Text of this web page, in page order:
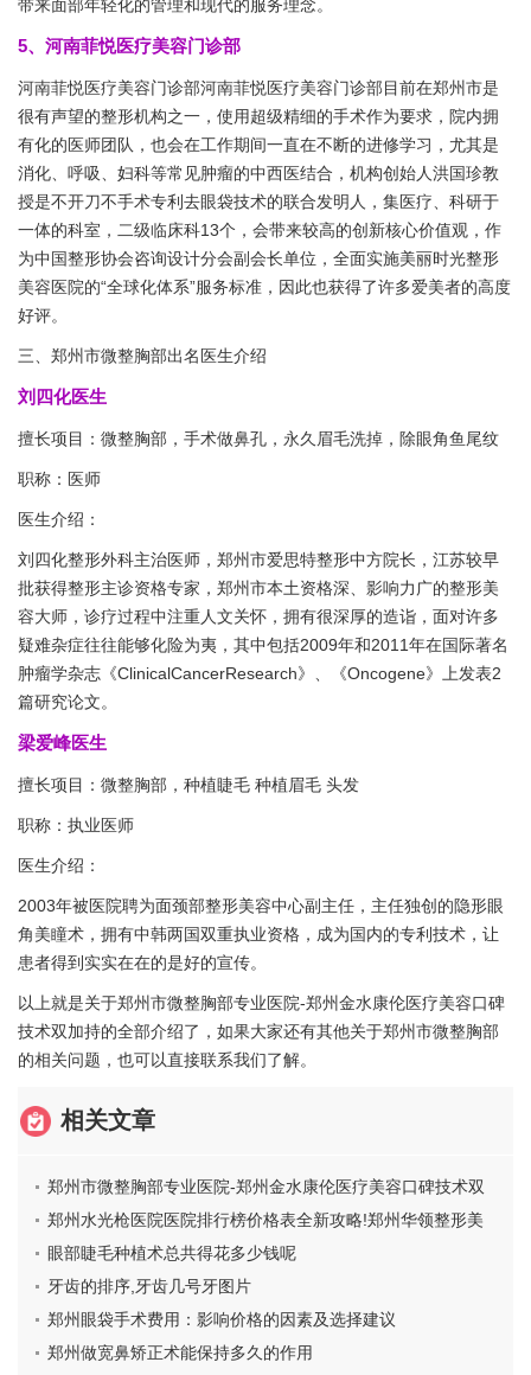
带来面部年轻化的管理和现代的服务理念。
5、河南菲悦医疗美容门诊部
河南菲悦医疗美容门诊部河南菲悦医疗美容门诊部目前在郑州市是
很有声望的整形机构之一，使用超级精细的手术作为要求，院内拥
有化的医师团队，也会在工作期间一直在不断的进修学习，尤其是
消化、呼吸、妇科等常见肿瘤的中西医结合，机构创始人洪国珍教
授是不开刀不手术专利去眼袋技术的联合发明人，集医疗、科研于
一体的科室，二级临床科13个，会带来较高的创新核心价值观，作
为中国整形协会咨询设计分会副会长单位，全面实施美丽时光整形
美容医院的“全球化体系”服务标准，因此也获得了许多爱美者的高度
好评。
三、郑州市微整胸部出名医生介绍
刘四化医生
擅长项目：微整胸部，手术做鼻孔，永久眉毛洗掉，除眼角鱼尾纹
职称：医师
医生介绍：
刘四化整形外科主治医师，郑州市爱思特整形中方院长，江苏较早
批获得整形主诊资格专家，郑州市本土资格深、影响力广的整形美
容大师，诊疗过程中注重人文关怀，拥有很深厚的造诣，面对许多
疑难杂症往往能够化险为夷，其中包括2009年和2011年在国际著名
肿瘤学杂志《ClinicalCancerResearch》、《Oncogene》上发表2
篇研究论文。
梁爱峰医生
擅长项目：微整胸部，种植睫毛 种植眉毛 头发
职称：执业医师
医生介绍：
2003年被医院聘为面颈部整形美容中心副主任，主任独创的隐形眼
角美瞳术，拥有中韩两国双重执业资格，成为国内的专利技术，让
患者得到实实在在的是好的宣传。
以上就是关于郑州市微整胸部专业医院-郑州金水康伦医疗美容口碑
技术双加持的全部介绍了，如果大家还有其他关于郑州市微整胸部
的相关问题，也可以直接联系我们了解。
相关文章
郑州市微整胸部专业医院-郑州金水康伦医疗美容口碑技术双
加持
郑州水光枪医院医院排行榜价格表全新攻略!郑州华领整形美
容医院等都花落谁家
眼部睫毛种植术总共得花多少钱呢
牙齿的排序,牙齿几号牙图片
郑州眼袋手术费用：影响价格的因素及选择建议
郑州做宽鼻矫正术能保持多久的作用